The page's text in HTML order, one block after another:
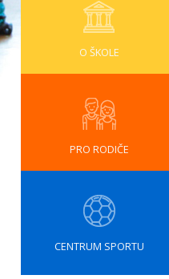
O ŠKOLE
PRO RODIČE
CENTRUM SPORTU